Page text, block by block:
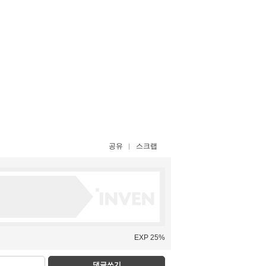
공유 스크랩
EXP 25%